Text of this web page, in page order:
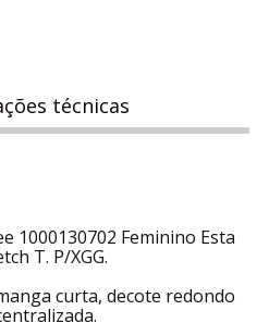
técnicas
1000130702 Feminino Esta
T. P/XGG.
curta, decote redondo